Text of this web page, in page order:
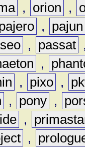
, orion ,
,
pajun
, passat
,
, pixo ,
, pony ,
,
,